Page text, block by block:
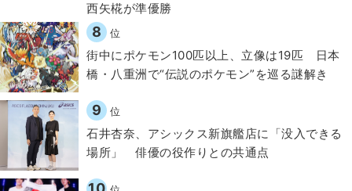
西矢椛が準優勝
8 位
街中にポケモン100匹以上、立像は19匹 日本
橋・八重洲で“伝説のポケモン”を巡る謎解き
9 位
石井杏奈、アシックス新旗艦店に「没入できる
場所」 俳優の役作りとの共通点